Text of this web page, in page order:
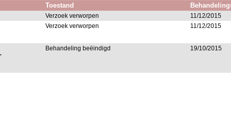
Toestand
Verzoek verworpen 11/12/2015
Verzoek verworpen 11/12/2015
Behandeling beëindigd 19/10/2015